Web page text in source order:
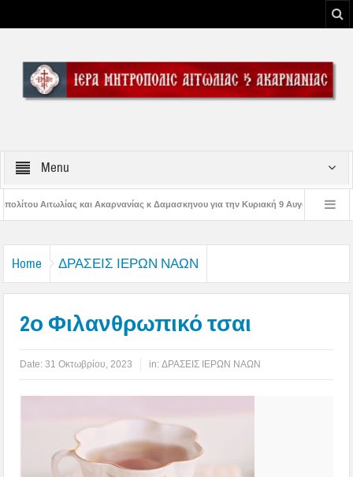
Menu
κ Δαμασκηνου για την Κυριακή 9 Αυγούστου 2026 Η εορτή της
Home ΔΡΑΣΕΙΣ ΙΕΡΩΝ ΝΑΩΝ
2ο Φιλανθρωπικό τσαι
Date:31 Οκτωβρίου, 2023 in:ΔΡΑΣΕΙΣ ΙΕΡΩΝ ΝΑΩΝ